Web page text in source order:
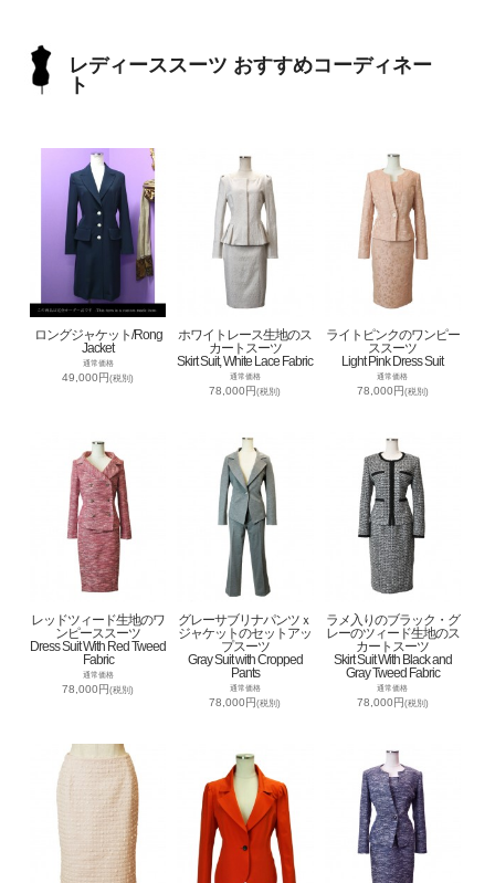
レディーススーツ おすすめコーディネー
ト
ロングジャケット/Rong
Jacket
通常価格
49,000円(税別)
ホワイトレース生地のス
カートスーツ
Skirt Suit, White Lace Fabric
通常価格
78,000円(税別)
ライトピンクのワンピー
ススーツ
Light Pink Dress Suit
通常価格
78,000円(税別)
レッドツィード生地のワ
ンピーススーツ
Dress Suit With Red Tweed
Fabric
通常価格
78,000円(税別)
グレーサブリナパンツｘ
ジャケットのセットアッ
プスーツ
Gray Suit with Cropped
Pants
通常価格
78,000円(税別)
ラメ入りのブラック・グ
レーのツィード生地のス
カートスーツ
Skirt Suit With Black and
Gray Tweed Fabric
通常価格
78,000円(税別)